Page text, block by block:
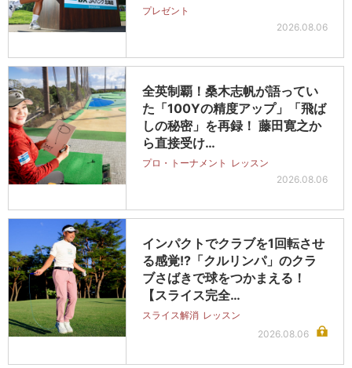
プレゼント
2026.08.06
全英制覇！桑木志帆が語ってい
た「100Yの精度アップ」「飛ば
しの秘密」を再録！ 藤田寛之か
ら直接受け…
プロ・トーナメント レッスン
2026.08.06
インパクトでクラブを1回転させ
る感覚!?「クルリンパ」のクラ
ブさばきで球をつかまえる！
【スライス完全…
スライス解消 レッスン
2026.08.06